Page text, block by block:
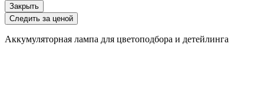
Закрыть
Следить за ценой
Аккумуляторная лампа для цветоподбора и детейлинга